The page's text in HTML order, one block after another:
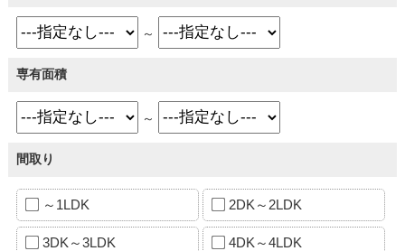
～
専有面積
～
間取り
～1LDK 2DK～2LDK
3DK～3LDK 4DK～4LDK